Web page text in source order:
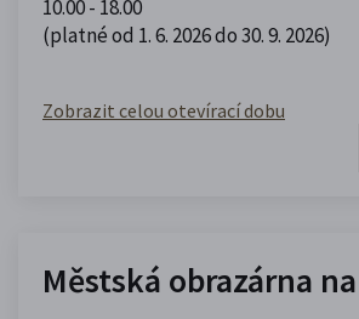
10.00 - 18.00
(platné od 1. 6. 2026 do 30. 9. 2026)
Zobrazit celou otevírací dobu
Městská obrazárna